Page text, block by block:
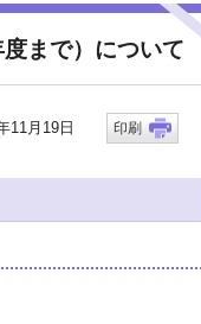
まで）について
月19日 印刷